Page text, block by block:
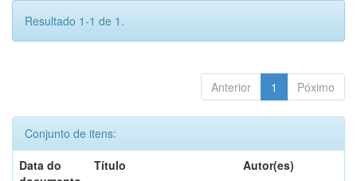
Resultado 1-1 de 1.
Anterior 1 Póximo
Conjunto de itens:
Data do
Título Autor(es)